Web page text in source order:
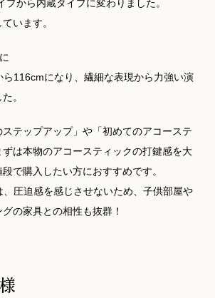
プから内蔵タイプに変わりました。
います。
116cmになり、繊細な表現から力強い演
。
ステップアップ」や「初めてのアコーステ
ずは本物のアコースティックの打鍵感を大
で購入したい方におすすめです。
圧迫感を感じさせないため、子供部屋や
の家具との相性も抜群！